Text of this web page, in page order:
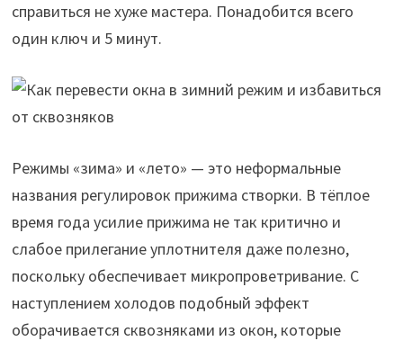
справиться не хуже мастера. Понадобится всего
один ключ и 5 минут.
Режимы «зима» и «лето» — это неформальные
названия регулировок прижима створки. В тёплое
время года усилие прижима не так критично и
слабое прилегание уплотнителя даже полезно,
поскольку обеспечивает микропроветривание. С
наступлением холодов подобный эффект
оборачивается сквозняками из окон, которые